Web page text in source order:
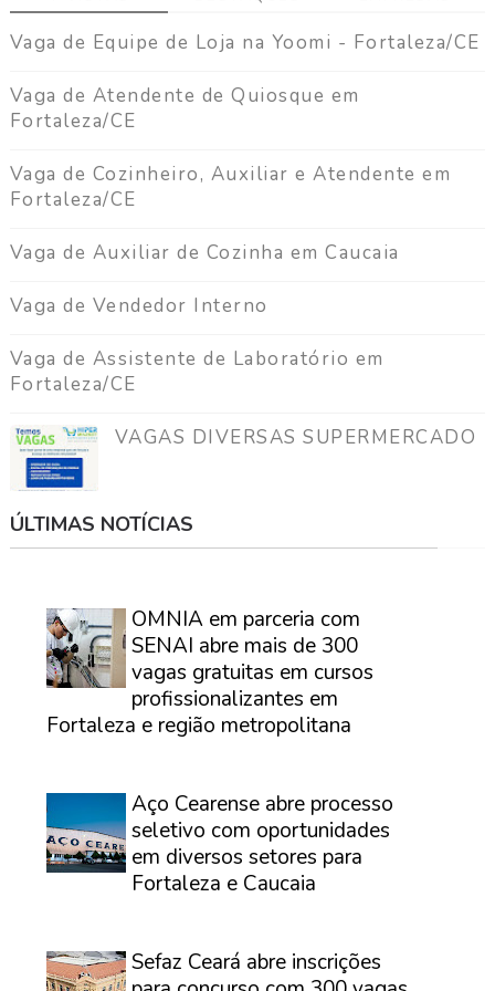
Vaga de Equipe de Loja na Yoomi - Fortaleza/CE
Vaga de Atendente de Quiosque em
Fortaleza/CE
Vaga de Cozinheiro, Auxiliar e Atendente em
Fortaleza/CE
Vaga de Auxiliar de Cozinha em Caucaia
Vaga de Vendedor Interno
Vaga de Assistente de Laboratório em
Fortaleza/CE
VAGAS DIVERSAS SUPERMERCADO
ÚLTIMAS NOTÍCIAS
OMNIA em parceria com
SENAI abre mais de 300
vagas gratuitas em cursos
profissionalizantes em
Fortaleza e região metropolitana
Aço Cearense abre processo
seletivo com oportunidades
em diversos setores para
Fortaleza e Caucaia
Sefaz Ceará abre inscrições